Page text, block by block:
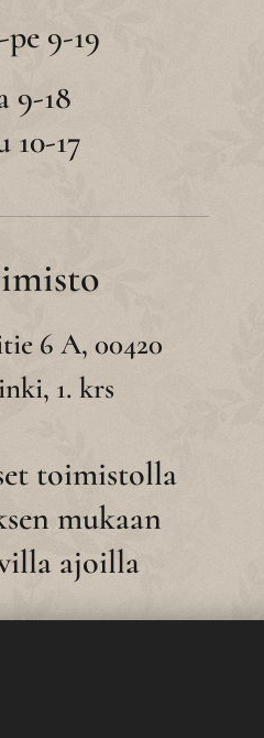
9-19
9-18
10-17
6 A, 00420
1. krs
toimistolla
mukaan
ajoilla